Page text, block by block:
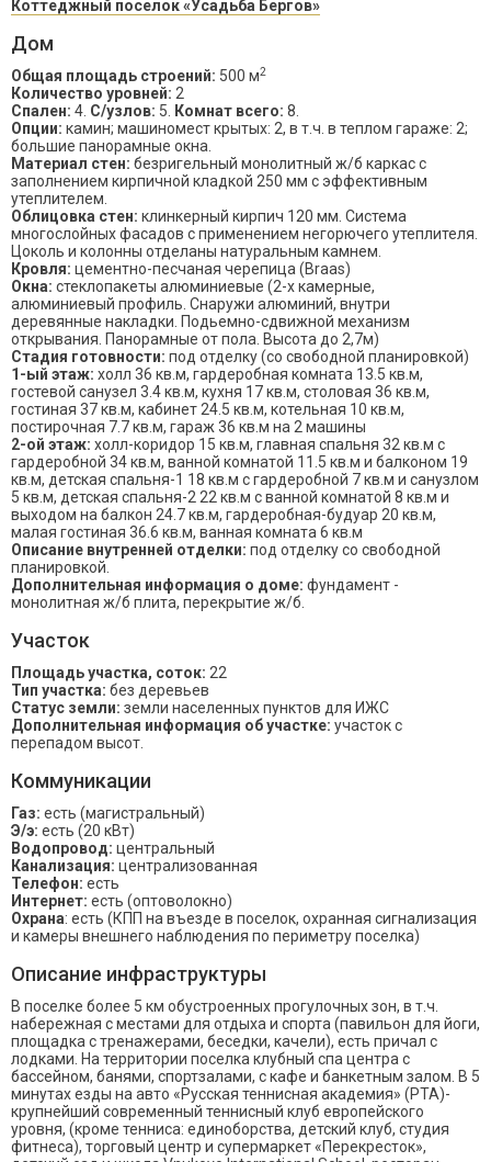
Коттеджный поселок «Усадьба Бергов»
Дом
Общая площадь строений: 500 м2
Количество уровней: 2
Спален: 4. С/узлов: 5. Комнат всего: 8.
Опции: камин; машиномест крытых: 2, в т.ч. в теплом гараже: 2;
большие панорамные окна.
Материал стен: безригельный монолитный ж/б каркас с
заполнением кирпичной кладкой 250 мм с эффективным
утеплителем.
Облицовка стен: клинкерный кирпич 120 мм. Система
многослойных фасадов с применением негорючего утеплителя.
Цоколь и колонны отделаны натуральным камнем.
Кровля: цементно-песчаная черепица (Braas)
Окна: стеклопакеты алюминиевые (2-х камерные,
алюминиевый профиль. Снаружи алюминий, внутри
деревянные накладки. Подьемно-сдвижной механизм
открывания. Панорамные от пола. Высота до 2,7м)
Стадия готовности: под отделку (со свободной планировкой)
1-ый этаж: холл 36 кв.м, гардеробная комната 13.5 кв.м,
гостевой санузел 3.4 кв.м, кухня 17 кв.м, столовая 36 кв.м,
гостиная 37 кв.м, кабинет 24.5 кв.м, котельная 10 кв.м,
постирочная 7.7 кв.м, гараж 36 кв.м на 2 машины
2-ой этаж: холл-коридор 15 кв.м, главная спальня 32 кв.м с
гардеробной 34 кв.м, ванной комнатой 11.5 кв.м и балконом 19
кв.м, детская спальня-1 18 кв.м с гардеробной 7 кв.м и санузлом
5 кв.м, детская спальня-2 22 кв.м с ванной комнатой 8 кв.м и
выходом на балкон 24.7 кв.м, гардеробная-будуар 20 кв.м,
малая гостиная 36.6 кв.м, ванная комната 6 кв.м
Описание внутренней отделки: под отделку со свободной
планировкой.
Дополнительная информация о доме: фундамент -
монолитная ж/б плита, перекрытие ж/б.
Участок
Площадь участка, соток: 22
Тип участка: без деревьев
Статус земли: земли населенных пунктов для ИЖС
Дополнительная информация об участке: участок с
перепадом высот.
Коммуникации
Газ: есть (магистральный)
Э/э: есть (20 кВт)
Водопровод: центральный
Канализация: централизованная
Телефон: есть
Интернет: есть (оптоволокно)
Охрана: есть (КПП на въезде в поселок, охранная сигнализация
и камеры внешнего наблюдения по периметру поселка)
Описание инфраструктуры
В поселке более 5 км обустроенных прогулочных зон, в т.ч.
набережная с местами для отдыха и спорта (павильон для йоги,
площадка с тренажерами, беседки, качели), есть причал с
лодками. На территории поселка клубный спа центра с
бассейном, банями, спортзалами, с кафе и банкетным залом. В 5
минутах езды на авто «Русская теннисная академия» (РТА)-
крупнейший современный теннисный клуб европейского
уровня, (кроме тенниса: единоборства, детский клуб, студия
фитнеса), торговый центр и супермаркет «Перекресток»,